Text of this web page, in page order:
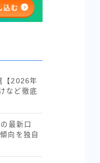
【2026年
など徹底
最新口
向を独自